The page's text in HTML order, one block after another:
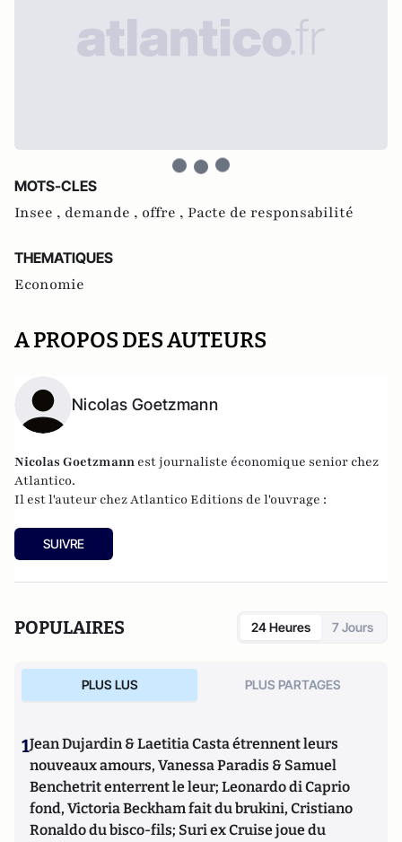
MOTS-CLES
Insee , demande , offre , Pacte de responsabilité
THEMATIQUES
Economie
A PROPOS DES AUTEURS
Nicolas Goetzmann
Nicolas Goetzmann est journaliste économique senior chez
Atlantico.
Il est l'auteur chezAtlantico Editions de l'ouvrage :
SUIVRE
POPULAIRES 24 Heures 7 Jours
PLUS LUS PLUS PARTAGES
1Jean Dujardin & Laetitia Casta étrennent leurs
nouveaux amours, Vanessa Paradis & Samuel
Benchetrit enterrent le leur; Leonardo di Caprio
fond, Victoria Beckham fait du brukini, Cristiano
Ronaldo du bisco-fils; Suri ex Cruise joue du